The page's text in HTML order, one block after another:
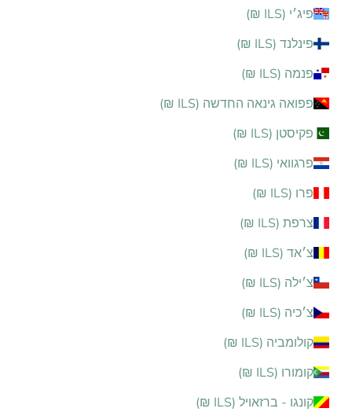
פיג׳י (ILS ₪)
פינלנד (ILS ₪)
פנמה (ILS ₪)
פפואה גינאה החדשה (ILS ₪)
פקיסטן (ILS ₪)
פרגוואי (ILS ₪)
פרו (ILS ₪)
צרפת (ILS ₪)
צ׳אד (ILS ₪)
צ׳ילה (ILS ₪)
צ׳כיה (ILS ₪)
קולומביה (ILS ₪)
קומורו (ILS ₪)
קונגו - ברזאויל (ILS ₪)